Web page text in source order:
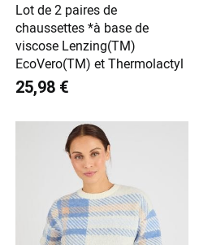
Lot de 2 paires de
chaussettes *à base de
viscose Lenzing(TM)
EcoVero(TM) et Thermolactyl
25,98 €